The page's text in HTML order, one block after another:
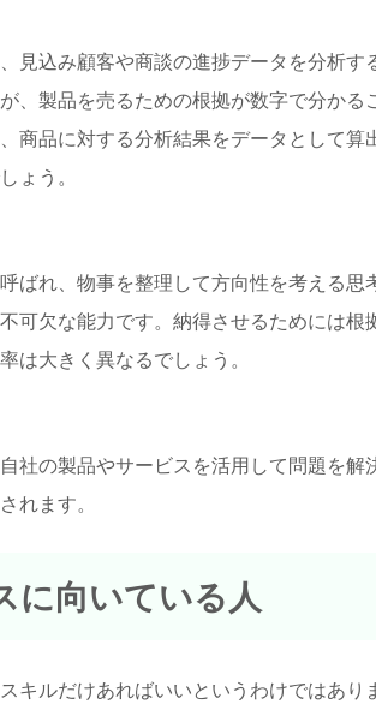
見込み顧客や商談の進捗データを分析
、製品を売るための根拠が数字で分かる
商品に対する分析結果をデータとして
ょう。
ばれ、物事を整理して方向性を考える
可欠な能力です。納得させるためには
は大きく異なるでしょう。
社の製品やサービスを活用して問題を
れます。
に向いている人
キルだけあればいいというわけではあり